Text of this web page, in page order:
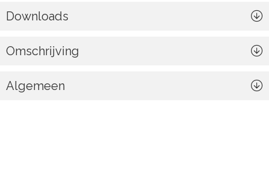
Downloads
Omschrijving
Algemeen